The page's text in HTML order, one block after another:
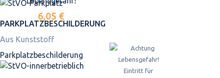
PARKPLATZ­BESCHILDERUNG
Aus Kunststoff
Parkplatz­beschilderung
6,05 €